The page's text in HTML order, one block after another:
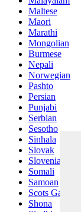
Maltese
Maori
Marathi
Mongolian
Burmese
Nepali
Norwegian
Pashto
Persian
Punjabi
Serbian
Sesotho
Sinhala
Slovak
Slovenian
Somali
Samoan
Scots Gaelic
Shona